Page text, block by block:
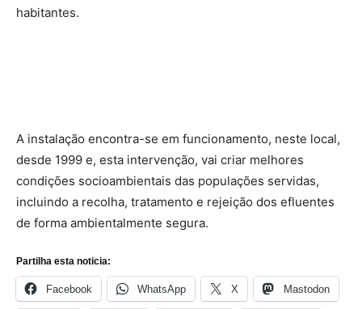
habitantes.
A instalação encontra-se em funcionamento, neste local,
desde 1999 e, esta intervenção, vai criar melhores
condições socioambientais das populações servidas,
incluindo a recolha, tratamento e rejeição dos efluentes
de forma ambientalmente segura.
Partilha esta noticia:
Facebook WhatsApp X Mastodon